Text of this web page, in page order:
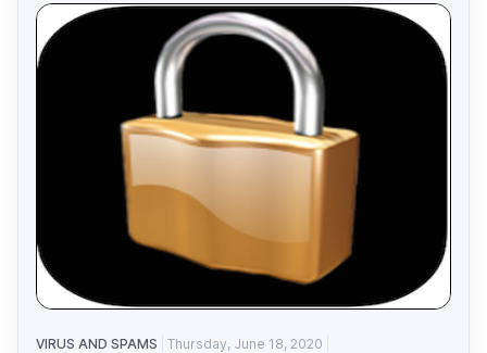
VIRUS AND SPAMS
Thursday, June 18, 2020